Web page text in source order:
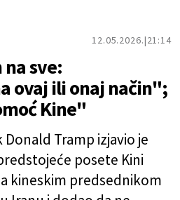
12.05.2026. 21:14
sve:
ovaj ili onaj način";
Kine"
Tramp izjavio je
posete Kini
kineskim predsednikom